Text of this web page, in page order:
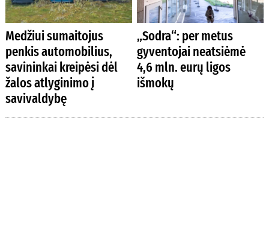
Medžiui sumaitojus
penkis automobilius,
savininkai kreipėsi dėl
žalos atlyginimo į
savivaldybę
„Sodra“: per metus
gyventojai neatsiėmė
4,6 mln. eurų ligos
išmokų